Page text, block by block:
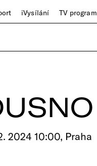
iVysílání TV program
2024 10:00, Praha